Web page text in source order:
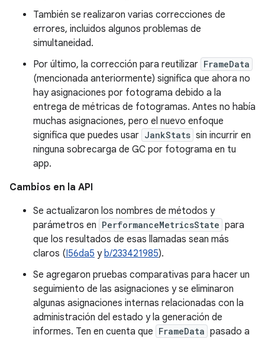
También se realizaron varias correcciones de
errores, incluidos algunos problemas de
simultaneidad.
Por último, la corrección para reutilizar FrameData
(mencionada anteriormente) significa que ahora no
hay asignaciones por fotograma debido a la
entrega de métricas de fotogramas. Antes no había
muchas asignaciones, pero el nuevo enfoque
significa que puedes usar JankStats sin incurrir en
ninguna sobrecarga de GC por fotograma en tu
app.
Cambios en la API
Se actualizaron los nombres de métodos y
parámetros en PerformanceMetricsState para
que los resultados de esas llamadas sean más
claros (I56da5 yb/233421985).
Se agregaron pruebas comparativas para hacer un
seguimiento de las asignaciones y se eliminaron
algunas asignaciones internas relacionadas con la
administración del estado y la generación de
informes. Ten en cuenta que FrameData pasado a